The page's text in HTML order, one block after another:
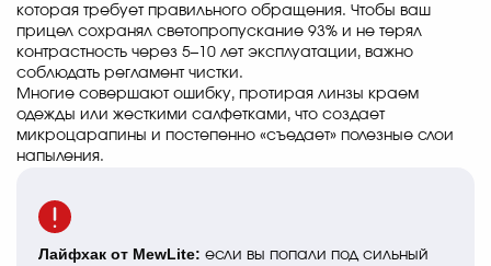
которая требует правильного обращения. Чтобы ваш
прицел сохранял светопропускание 93% и не терял
контрастность через 5–10 лет эксплуатации, важно
соблюдать регламент чистки.
Многие совершают ошибку, протирая линзы краем
одежды или жесткими салфетками, что создает
микроцарапины и постепенно «съедает» полезные слои
напыления.
Лайфхак от MewLite: если вы попали под сильный